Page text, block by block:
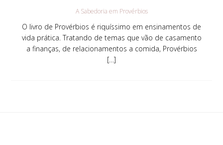
A Sabedoria em Provérbios
O livro de Provérbios é riquíssimo em ensinamentos de
vida prática. Tratando de temas que vão de casamento
a finanças, de relacionamentos a comida, Provérbios
[…]